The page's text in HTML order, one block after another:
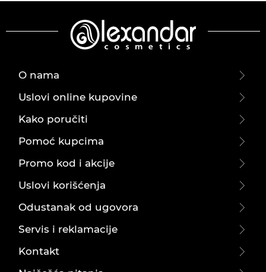
O nama
Uslovi online kupovine
Kako poručiti
Pomoć kupcima
Promo kod i akcije
Uslovi korišćenja
Odustanak od ugovora
Servis i reklamacije
Kontakt